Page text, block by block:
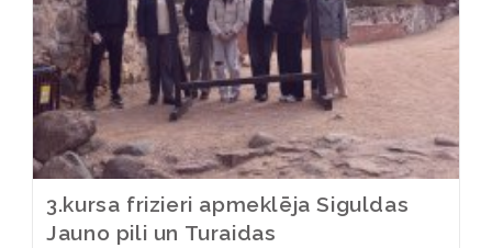
3.kursa frizieri apmeklēja Siguldas
Jauno pili un Turaidas